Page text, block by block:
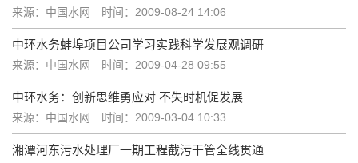
来源：中国水网 时间：2009-08-24 14:06
中环水务蚌埠项目公司学习实践科学发展观调研
来源：中国水网 时间：2009-04-28 09:55
中环水务：创新思维勇应对 不失时机促发展
来源：中国水网 时间：2009-03-04 10:33
湘潭河东污水处理厂一期工程截污干管全线贯通